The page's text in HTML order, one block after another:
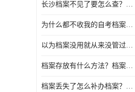
长沙档案不见了要怎么查？档案查询 档案补办
为什么都不收我的自考档案？自考档案怎么存档？
以为档案没用就从来没管过，现在要用档案该怎么办？
档案存放有什么方法？档案在手里为什么不能用
档案丢失了怎么补办档案？湖南档案补办 档案补办方法